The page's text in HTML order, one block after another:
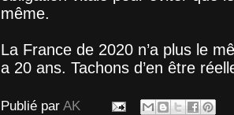
même.
La France de 2020 n’a plus le
a 20 ans. Tachons d’en être
Publié par AK